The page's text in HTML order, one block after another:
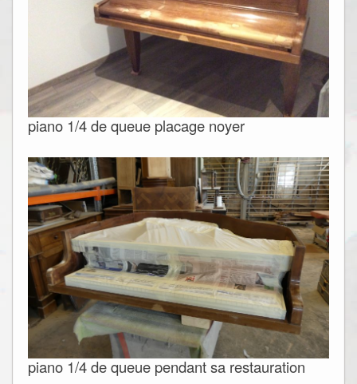
piano 1/4 de queue placage noyer
piano 1/4 de queue pendant sa restauration